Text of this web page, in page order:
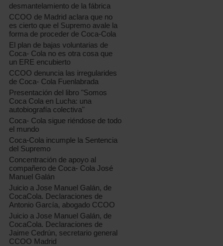
desmantelamiento de la fábrica
CCOO de Madrid aclara que no
es cierto que el Supremo avale la
forma de proceder de Coca-Cola
El plan de bajas voluntarias de
Coca- Cola no es otra cosa que
un ERE encubierto
CCOO denuncia las irregularides
de Coca- Cola Fuenlabrada
Presentación del libro "Somos
Coca Cola en Lucha: una
autobiografía colectiva"
Coca- Cola sigue riéndose de todo
el mundo
Coca-Cola incumple la Sentencia
del Supremo
Concentración de apoyo al
compañero de Coca- Cola José
Manuel Galán
Juicio a Jose Manuel Galán, de
CocaCola. Declaraciones de
Antonio García, abogado CCOO
Juicio a Jose Manuel Galán, de
CocaCola. Declaraciones de
Jaime Cedrún, secretario general
CCOO Madrid